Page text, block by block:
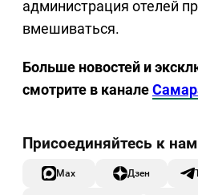
администрация отелей
вмешиваться.
Больше новостей и
смотрите в канале
Max Дзен